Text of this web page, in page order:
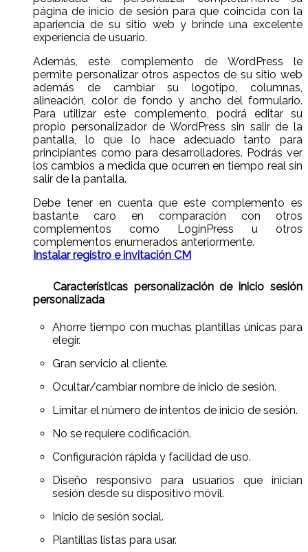
página de inicio de sesión para que coincida con la
apariencia de su sitio web y brinde una excelente
experiencia de usuario.
Además, este complemento de WordPress le
permite personalizar otros aspectos de su sitio web
además de cambiar su logotipo, columnas,
alineación, color de fondo y ancho del formulario.
Para utilizar este complemento, podrá editar su
propio personalizador de WordPress sin salir de la
pantalla, lo que lo hace adecuado tanto para
principiantes como para desarrolladores. Podrás ver
los cambios a medida que ocurren en tiempo real sin
salir de la pantalla.
Debe tener en cuenta que este complemento es
bastante caro en comparación con otros
complementos como LoginPress u otros
complementos enumerados anteriormente.
Instalar registro e invitación CM
Características personalización de inicio sesión
personalizada
Ahorre tiempo con muchas plantillas únicas para
elegir.
Gran servicio al cliente.
Ocultar/cambiar nombre de inicio de sesión.
Limitar el número de intentos de inicio de sesión.
No se requiere codificación.
Configuración rápida y facilidad de uso.
Diseño responsivo para usuarios que inician
sesión desde su dispositivo móvil.
Inicio de sesión social.
Plantillas listas para usar.